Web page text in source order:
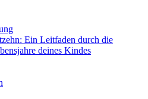
Ein Leitfaden durch die
deines Kindes